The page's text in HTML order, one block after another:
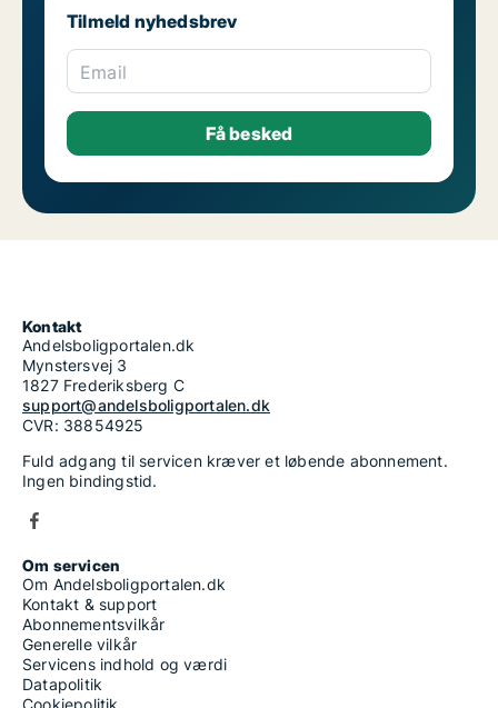
Tilmeld nyhedsbrev
Email
Kontakt
Andelsboligportalen.dk
Mynstersvej 3
1827 Frederiksberg C
support@andelsboligportalen.dk
CVR: 38854925
Fuld adgang til servicen kræver et løbende abonnement.
Ingen bindingstid.
Om servicen
Om Andelsboligportalen.dk
Kontakt & support
Abonnementsvilkår
Generelle vilkår
Servicens indhold og værdi
Datapolitik
Cookiepolitik